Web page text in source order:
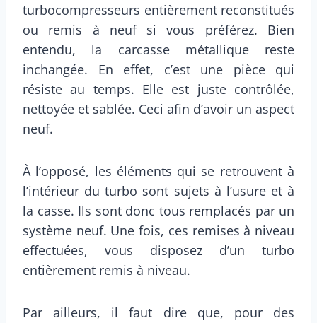
turbocompresseurs entièrement reconstitués
ou remis à neuf si vous préférez. Bien
entendu, la carcasse métallique reste
inchangée. En effet, c’est une pièce qui
résiste au temps. Elle est juste contrôlée,
nettoyée et sablée. Ceci afin d’avoir un aspect
neuf.
À l’opposé, les éléments qui se retrouvent à
l’intérieur du turbo sont sujets à l’usure et à
la casse. Ils sont donc tous remplacés par un
système neuf. Une fois, ces remises à niveau
effectuées, vous disposez d’un turbo
entièrement remis à niveau.
Par ailleurs, il faut dire que, pour des